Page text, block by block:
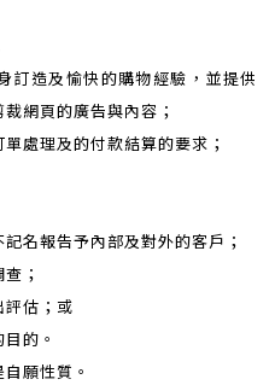
訂造及愉快的購物經驗，並提供
網頁的廣告與內容；
處理及的付款結算的要求；
名報告予內部及對外的客戶；
；
評估；或
的。
願性質。